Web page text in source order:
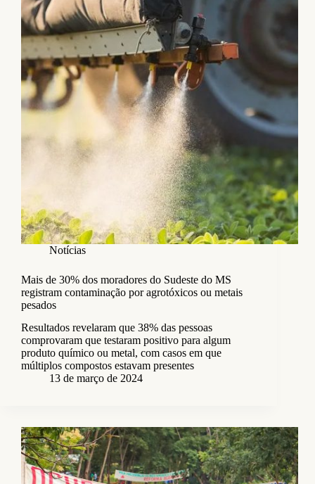
Notícias
Mais de 30% dos moradores do Sudeste do MS
registram contaminação por agrotóxicos ou metais
pesados
Resultados revelaram que 38% das pessoas
comprovaram que testaram positivo para algum
produto químico ou metal, com casos em que
múltiplos compostos estavam presentes
13 de março de 2024